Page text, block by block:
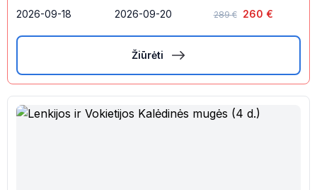
2026-09-18
2026-09-20 289 € 260 €
Žiūrėti